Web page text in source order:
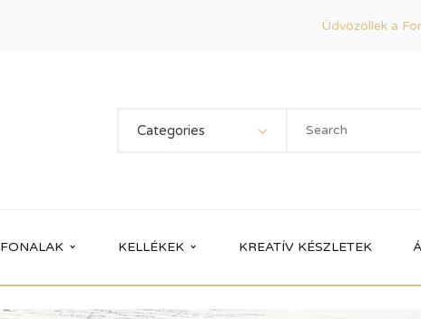
Üdvözöllek a
Categories
FONALAK KELLÉKEK KREATÍV KÉSZLETEK